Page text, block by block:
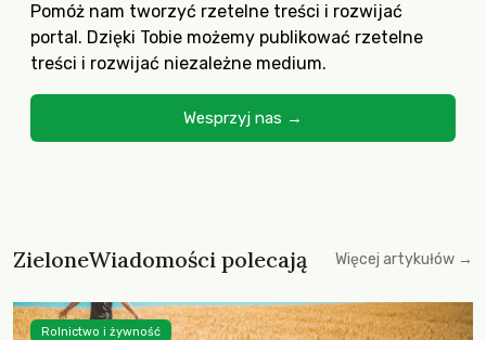
Pomóż nam tworzyć rzetelne treści i rozwijać
portal. Dzięki Tobie możemy publikować rzetelne
treści i rozwijać niezależne medium.
Wesprzyj nas →
ZieloneWiadomości polecają Więcej artykułów →
Rolnictwo i żywność